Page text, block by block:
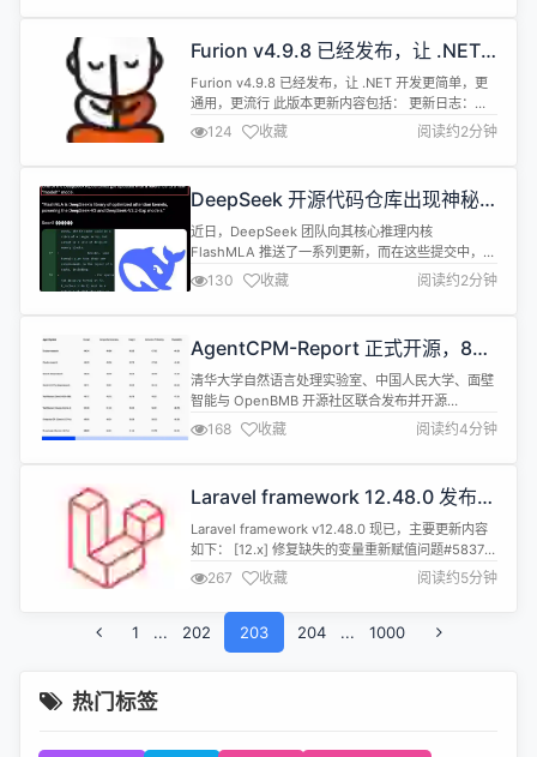
Furion v4.9.8 已经发布，让 .NET
开发更简单，更通用，更流行
Furion v4.9.8 已经发布，让 .NET 开发更简单，更
https://furion.net/docs/category/upgrade/ 新特
突破性变化 [新增] ...
收藏 阅读约2分钟
​DeepSeek 开源代码仓库出现神秘
标识符“MODEL1”
近日，DeepSeek 团队向其核心推理内核
个此前从未公开亮相的模型命名 “MODEL1” 引发了社
型），也有人猜测它可能代表一个完全独立于 V 系列
收藏 阅读约2分钟
AgentCPM-Report 正式开源，8B
端侧写作智能体
清华大学自然语言处理实验室、中国人民大学、面壁
智能与 OpenBMB 开源社区联合发布并开源
AgentCPM-Report，一个本地化、私有化、拥有
度检索与近 100 轮的思维链推演，实现对信息的全方
收藏 阅读约4分钟
Laravel framework 12.48.0 发布，
Laravel 框架核心库
Laravel framework v12.48.0 现已，主要更新内容
如下： [12.x] 修复缺失的变量重新赋值问题#58376
[12.x] 改进 PendingRequest 类型#58386 [12.x]
\Illuminate\Testing\TestResponse::assertHeade...
收藏 阅读约5分钟
1 ... 202 203 204 ... 1000
热门标签